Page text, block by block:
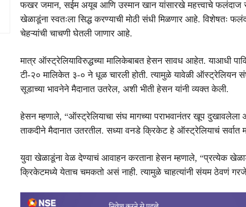
फखर जमान, सईम अयूब आणि उस्मान खान यांसारखे महत्त्वाचे फलंदाज
खेळाडूंना स्वतःला सिद्ध करण्याची मोठी संधी मिळणार आहे. विशेषतः
चेहऱ्यांची चाचणी घेतली जाणार आहे.
मात्र ऑस्ट्रेलियाविरुद्धच्या मालिकेबाबत हेसन सावध आहेत. याआधी
टी-२० मालिकेत ३-० ने धूळ चारली होती. त्यामुळे यावेळी
सूडाच्या भावनेने मैदानात उतरेल, अशी भीती हेसन यांनी व्यक्त केली.
हेसन म्हणाले, “ऑस्ट्रेलियाचा संघ मागच्या पराभवानंतर खूप दुखावलेला
ताकदीने मैदानात उतरतील. सध्या वनडे क्रिकेट हे ऑस्ट्रेलियाचं
युवा खेळाडूंना वेळ देण्याचं आवाहन करताना हेसन म्हणाले, “प्रत्येक
क्रिकेटमध्ये येताच चमकतो असं नाही. त्यामुळे चाहत्यांनी संयम ठेवणं